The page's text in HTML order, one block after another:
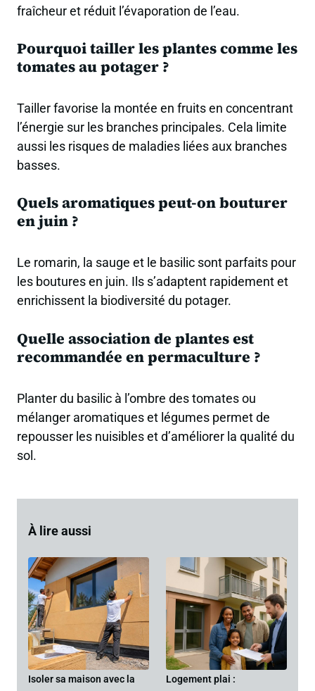
fraîcheur et réduit l’évaporation de l’eau.
Pourquoi tailler les plantes comme les
tomates au potager ?
Tailler favorise la montée en fruits en concentrant
l’énergie sur les branches principales. Cela limite
aussi les risques de maladies liées aux branches
basses.
Quels aromatiques peut-on bouturer
en juin ?
Le romarin, la sauge et le basilic sont parfaits pour
les boutures en juin. Ils s’adaptent rapidement et
enrichissent la biodiversité du potager.
Quelle association de plantes est
recommandée en permaculture ?
Planter du basilic à l’ombre des tomates ou
mélanger aromatiques et légumes permet de
repousser les nuisibles et d’améliorer la qualité du
sol.
À lire aussi
Isoler sa maison avec la
Logement plai :